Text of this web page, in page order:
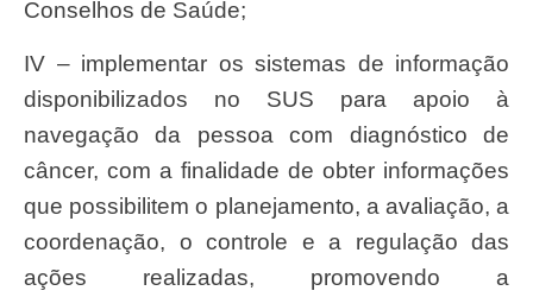
Conselhos de Saúde;
IV – implementar os sistemas de informação
disponibilizados no SUS para apoio à
navegação da pessoa com diagnóstico de
câncer, com a finalidade de obter informações
que possibilitem o planejamento, a avaliação, a
coordenação, o controle e a regulação das
ações realizadas, promovendo a